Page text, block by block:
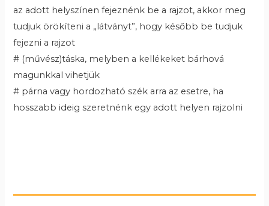
az adott helyszínen fejeznénk be a rajzot, akkor meg
tudjuk örökíteni a „látványt”, hogy később be tudjuk
fejezni a rajzot
# (művész)táska, melyben a kellékeket bárhová
magunkkal vihetjük
# párna vagy hordozható szék arra az esetre, ha
hosszabb ideig szeretnénk egy adott helyen rajzolni